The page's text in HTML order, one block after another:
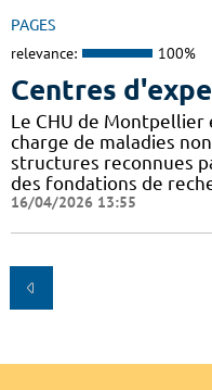
PAGES
relevance: 100%
Centres
Le CHU de
charge de maladies
structures reconnues
des fondations de
16/04/2026 13:55